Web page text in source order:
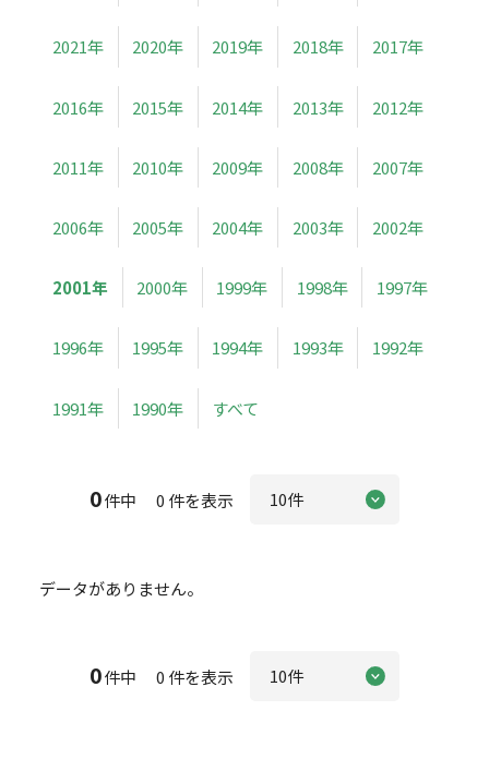
2021年 2020年 2019年 2018年 2017年
2016年 2015年 2014年 2013年 2012年
2011年 2010年 2009年 2008年 2007年
2006年 2005年 2004年 2003年 2002年
2001年 2000年 1999年 1998年 1997年
1996年 1995年 1994年 1993年 1992年
1991年 1990年 すべて
0件中 0 件を表示
データがありません。
0件中 0 件を表示